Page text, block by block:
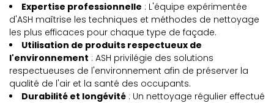
Expertise professionnelle : L'équipe expérimentée
d'ASH maîtrise les techniques et méthodes de nettoyage
les plus efficaces pour chaque type de façade.
Utilisation de produits respectueux de
l'environnement : ASH privilégie des solutions
respectueuses de l'environnement afin de préserver la
qualité de l'air et la santé des occupants.
Durabilité et longévité : Un nettoyage régulier effectué